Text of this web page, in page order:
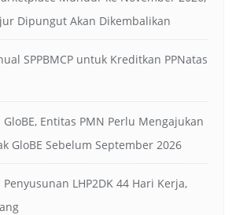
Dipungut Akan Dikembalikan
SPPBMCP untuk Kreditkan PPNatas
Entitas PMN Perlu Mengajukan
GloBE Sebelum September 2026
Penyusunan LHP2DK 44 Hari Kerja,